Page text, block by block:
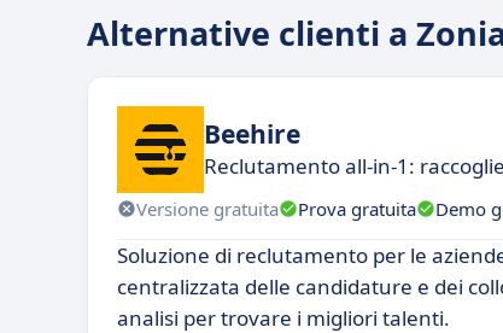
Alternative clienti a
Beehire
Reclutamento all-in-1:
Versione gratuita Prova gratuita Demo
Soluzione di reclutamento per le
centralizzata delle candidature e dei
analisi per trovare i migliori talenti.